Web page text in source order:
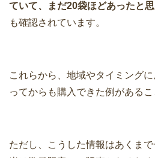
ていて、まだ20袋ほどあったと思
も確認されています。
これらから、地域やタイミング
ってからも購入できた例があるこ
ただし、こうした情報はあくま